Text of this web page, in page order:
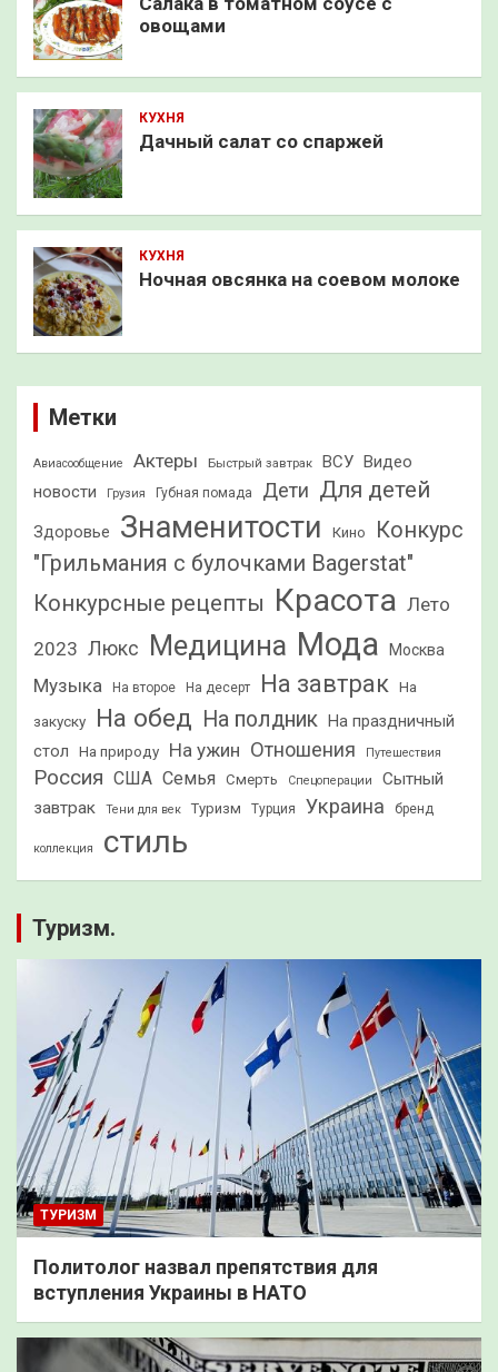
овощами
КУХНЯ
Дачный салат со спаржей
КУХНЯ
Ночная овсянка на соевом молоке
Метки
Авиасообщение Актеры Быстрый завтрак ВСУ Видео
новости
Грузия Губная помада Дети Для детей
Здоровье Знаменитости Кино
Конкурс
"Грильмания с булочками Bagerstat"
Конкурсные рецепты Красота Лето
2023 Люкс Медицина Мода Москва
Музыка На второе На десерт На завтрак На
закуску На обед На полдник На праздничный
стол
На природу На ужин Отношения Путешествия
Россия США Семья Смерть Спецоперации
Сытный
завтрак
Тени для век Туризм Турция Украина бренд
коллекция стиль
Туризм.
ТУРИЗМ
Политолог назвал препятствия для
вступления Украины в НАТО